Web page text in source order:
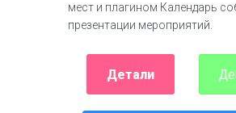
мест и плагином Календарь
презентации мероприятий.
Детали